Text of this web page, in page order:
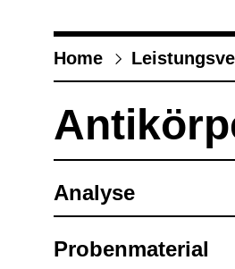
Home
Ana­lyse
Pro­ben­ma­te­rial